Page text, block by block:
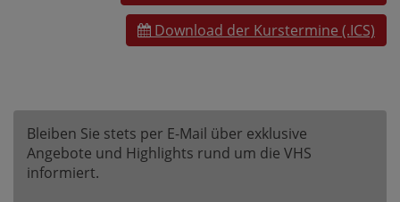
Download der Kurstermine (.ICS)
Bleiben Sie stets per E-Mail über exklusive
Angebote und Highlights rund um die VHS
informiert.